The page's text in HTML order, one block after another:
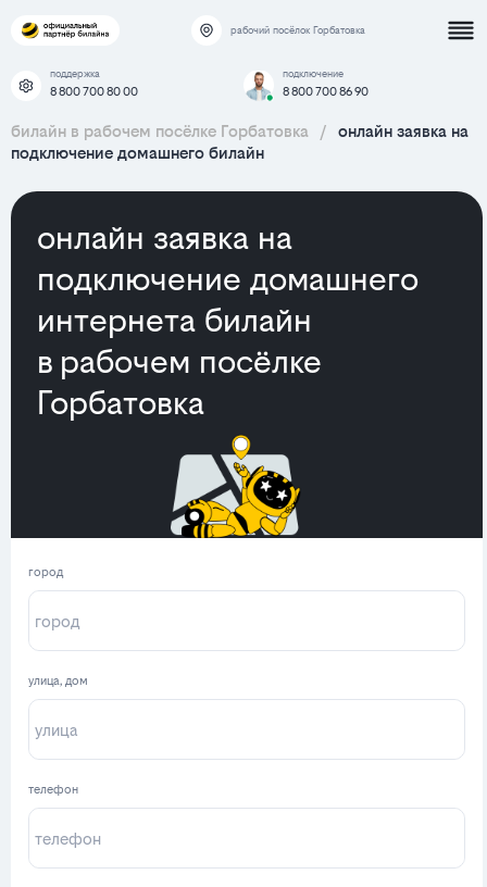
рабочий посёлок Горбатовка
поддержка
8 800 700 80 00
подключение
8 800 700 86 90
билайн в рабочем посёлке Горбатовка /
онлайн заявка на
подключение домашнего билайн
онлайн заявка на
подключение домашнего
интернета билайн
в рабочем посёлке
Горбатовка
город
улица, дом
телефон